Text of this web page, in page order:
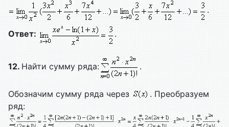
.
Ответ: .
12. Найти сумму ряда: .
Обозначим сумму ряда через
. Преобразуем
ряд: